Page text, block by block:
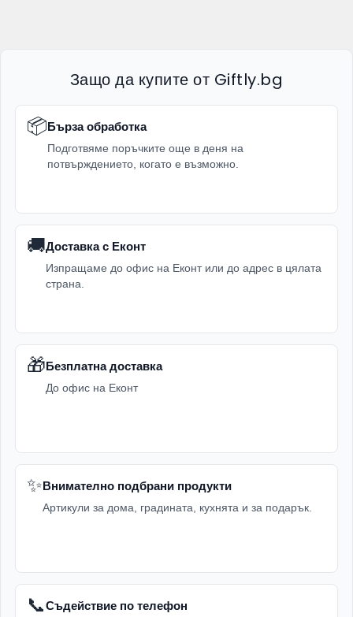
Защо да купите от Giftly.bg
📦Бърза обработка
Подготвяме поръчките още в деня на
потвърждението, когато е възможно.
🚚Доставка с Еконт
Изпращаме до офис на Еконт или до адрес в цялата
страна.
🎁Безплатна доставка
До офис на Еконт
✨Внимателно подбрани продукти
Артикули за дома, градината, кухнята и за подарък.
📞Съдействие по телефон